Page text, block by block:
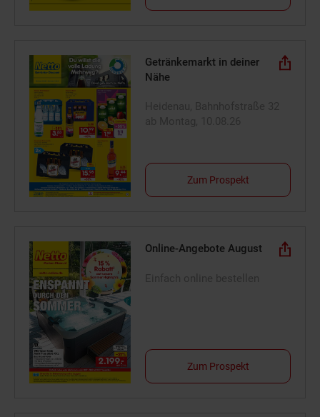
Getränkemarkt in deiner
Nähe
Zum Prospekt
Online-Angebote August
Zum Prospekt